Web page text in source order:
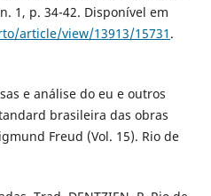
1, p. 34-42. Disponível em
article/view/13913/15731 .
e análise do eu e outros
brasileira das obras
Freud (Vol. 15). Rio de